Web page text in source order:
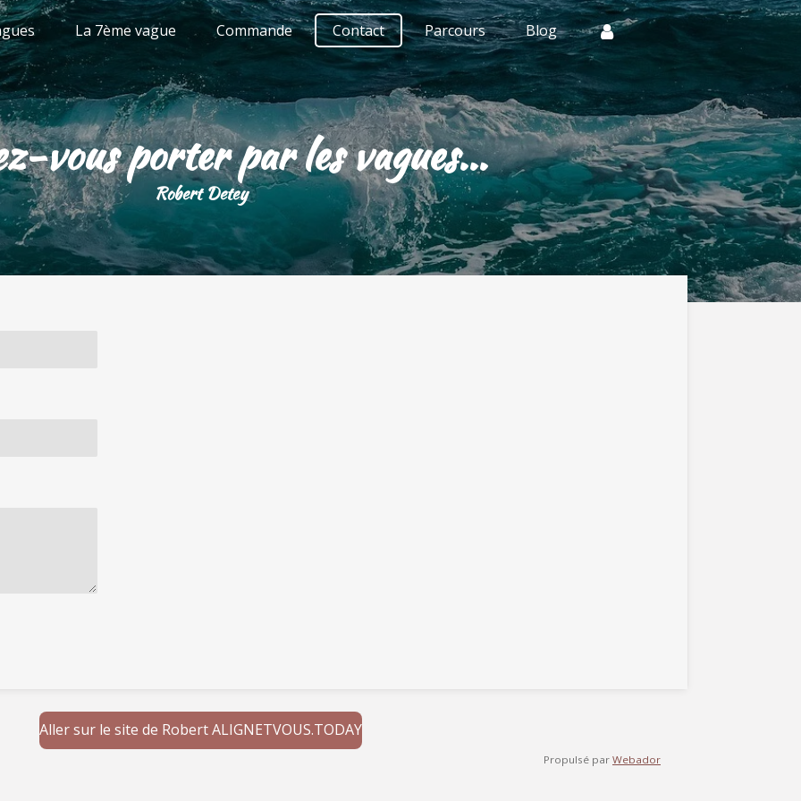
La 7ème vague Commande Contact Parcours Blog
vous porter par les vagues...
Robert Detey
Aller sur le site de Robert ALIGNETVOUS.TODAY
Propulsé par Webador